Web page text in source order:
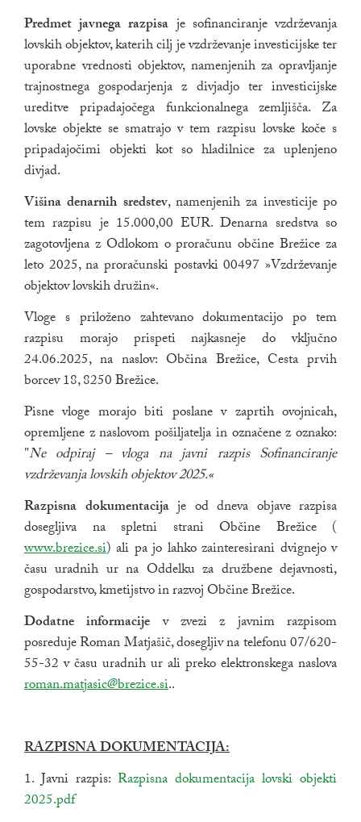
Predmet javnega razpisa je sofinanciranje vzdrževanja
lovskih objektov, katerih cilj je vzdrževanje investicijske ter
uporabne vrednosti objektov, namenjenih za opravljanje
trajnostnega gospodarjenja z divjadjo ter investicijske
ureditve pripadajočega funkcionalnega zemljišča. Za
lovske objekte se smatrajo v tem razpisu lovske koče s
pripadajočimi objekti kot so hladilnice za uplenjeno
divjad.
Višina denarnih sredstev, namenjenih za investicije po
tem razpisu je 15.000,00 EUR. Denarna sredstva so
zagotovljena z Odlokom o proračunu občine Brežice za
leto 2025, na proračunski postavki 00497 »Vzdrževanje
objektov lovskih družin«.
Vloge s priloženo zahtevano dokumentacijo po tem
razpisu morajo prispeti najkasneje do vključno
24.06.2025, na naslov: Občina Brežice, Cesta prvih
borcev 18, 8250 Brežice.
Pisne vloge morajo biti poslane v zaprtih ovojnicah,
opremljene z naslovom pošiljatelja in označene z oznako:
"Ne odpiraj – vloga na javni razpis Sofinanciranje
vzdrževanja lovskih objektov 2025.«
Razpisna dokumentacijaje od dneva objave razpisa
dosegljiva na spletni strani Občine Brežice (
www.brezice.si) ali pa jo lahko zainteresirani dvignejo v
času uradnih ur na Oddelku za družbene dejavnosti,
gospodarstvo, kmetijstvo in razvoj Občine Brežice.
Dodatne informacije v zvezi z javnim razpisom
posreduje Roman Matjašič, dosegljiv na telefonu 07/620-
55-32 v času uradnih ur ali preko elektronskega naslova
roman.matjasic@brezice.si..
RAZPISNA DOKUMENTACIJA:
1. Javni razpis: povezava na dokument
Razpisna dokumentacija lovski objekti
2025.pdfodpira se v novem oknu